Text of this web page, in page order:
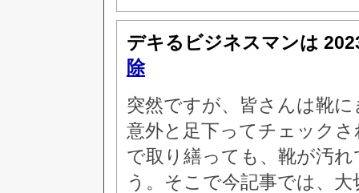
デキるビジネスマンは
除
突然ですが、皆さんは靴
意外と足下ってチェック
で取り繕っても、靴が汚
う。そこで今記事では、